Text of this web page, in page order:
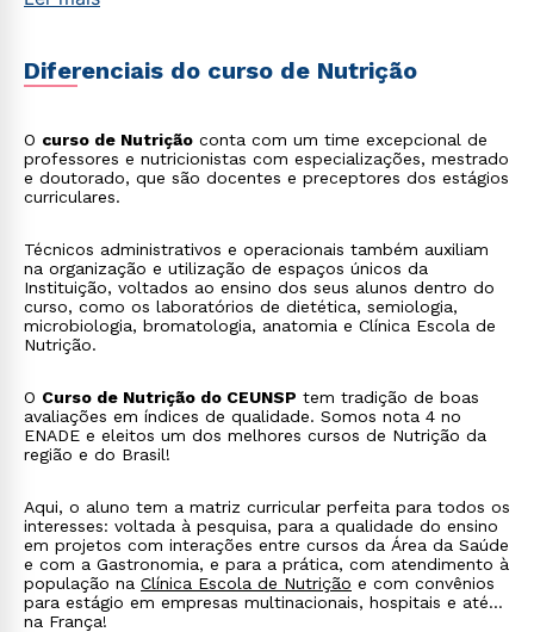
Diferenciais do curso de Nutrição
O curso de Nutrição conta com um time excepcional de
professores e nutricionistas com especializações, mestrado
e doutorado, que são docentes e preceptores dos estágios
curriculares.
Técnicos administrativos e operacionais também auxiliam
na organização e utilização de espaços únicos da
Instituição, voltados ao ensino dos seus alunos dentro do
curso, como os laboratórios de dietética, semiologia,
microbiologia, bromatologia, anatomia e Clínica Escola de
Nutrição.
O Curso de Nutrição do CEUNSP tem tradição de boas
avaliações em índices de qualidade. Somos nota 4 no
ENADE e eleitos um dos melhores cursos de Nutrição da
região e do Brasil!
Aqui, o aluno tem a matriz curricular perfeita para todos os
interesses: voltada à pesquisa, para a qualidade do ensino
em projetos com interações entre cursos da Área da Saúde
e com a Gastronomia, e para a prática, com atendimento à
população na Clínica Escola de Nutrição e com convênios
para estágio em empresas multinacionais, hospitais e até
na França!